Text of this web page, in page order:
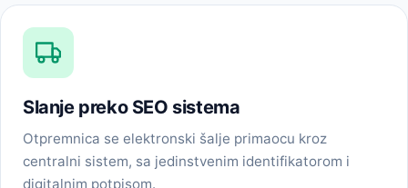
Slanje preko SEO sistema
Otpremnica se elektronski šalje primaocu kroz
centralni sistem, sa jedinstvenim identifikatorom i
digitalnim potpisom.